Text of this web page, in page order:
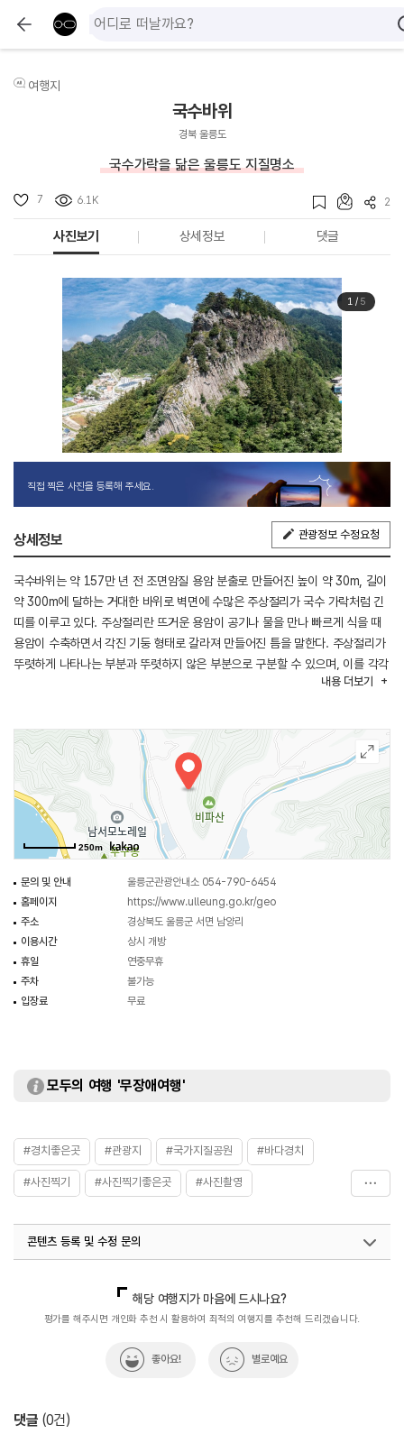
여행지
국수바위
경북 울릉도
국수가락을 닮은 울릉도 지질명소
7 6.1K 2
사진보기 상세정보 댓글
1/ 5
직접 찍은 사진을 등록해 주세요.
상세정보 관광정보 수정요청
국수바위는 약 157만 년 전 조면암질 용암 분출로 만들어진 높이 약 30m, 길이
약 300m에 달하는 거대한 바위로 벽면에 수많은 주상절리가 국수 가락처럼 긴
띠를 이루고 있다. 주상절리란 뜨거운 용암이 공기나 물을 만나 빠르게 식을 때
용암이 수축하면서 각진 기둥 형태로 갈라져 만들어진 틈을 말한다. 주상절리가
뚜렷하게 나타나는 부분과 뚜렷하지 않은 부분으로 구분할 수 있으며, 이를 각각
칼러네이드, 엔테블러춰라 한다. 또한 주상절리의 간격은 용암의 식는 속도가
내용 더보기
250m
문의 및 안내
울릉군관광안내소 054-790-6454
홈페이지
https://www.ulleung.go.kr/geo
주소
경상북도 울릉군 서면 남양리
이용시간
상시 개방
휴일
연중무휴
주차
불가능
입장료
무료
모두의 여행 '무장애여행'
#경치좋은곳 #관광지 #국가지질공원 #바다경치
#사진찍기 #사진찍기좋은곳 #사진촬영
#울릉도_독도_국가지질공원
#지질공원 #지질명소
콘텐츠 등록 및 수정 문의
해당 여행지가 마음에 드시나요?
평가를 해주시면 개인화 추천 시 활용하여 최적의 여행지를 추천해 드리겠습니다.
좋아요! 별로예요
댓글 (0건)